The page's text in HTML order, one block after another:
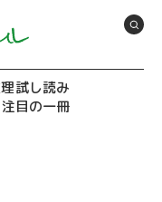
試し読み
注目の一冊